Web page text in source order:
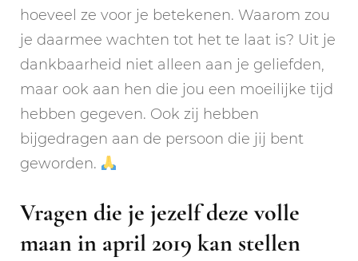
hoeveel ze voor je betekenen. Waarom zou
je daarmee wachten tot het te laat is? Uit je
dankbaarheid niet alleen aan je geliefden,
maar ook aan hen die jou een moeilijke tijd
hebben gegeven. Ook zij hebben
bijgedragen aan de persoon die jij bent
geworden.
Vragen die je jezelf deze volle
maan in april 2019 kan stellen